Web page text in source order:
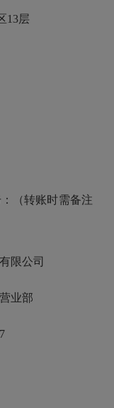
13层
（转账时需备注
限公司
业部